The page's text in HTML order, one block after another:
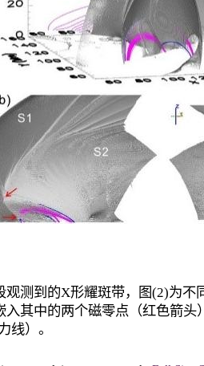
测到的X形耀斑带，图(2)为不
入其中的两个磁零点（红色箭
线）。